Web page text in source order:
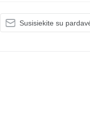
Susisiekite su